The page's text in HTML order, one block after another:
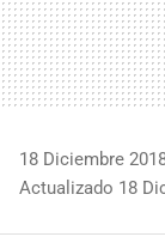
18 Diciembre
Actualizado 18